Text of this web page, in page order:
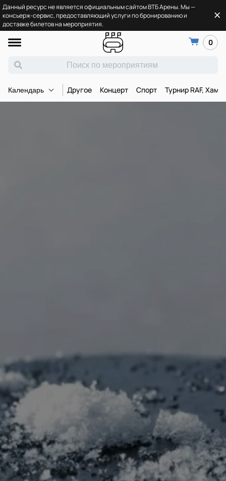
Данный ресурс не является официальным сайтом ВТБ Арены. Мы —
консьерж-сервис, предоставляющий услуги по бронированию и
доставке билетов на мероприятия.
0
Календарь Другое Концерт Спорт Турнир RAF,